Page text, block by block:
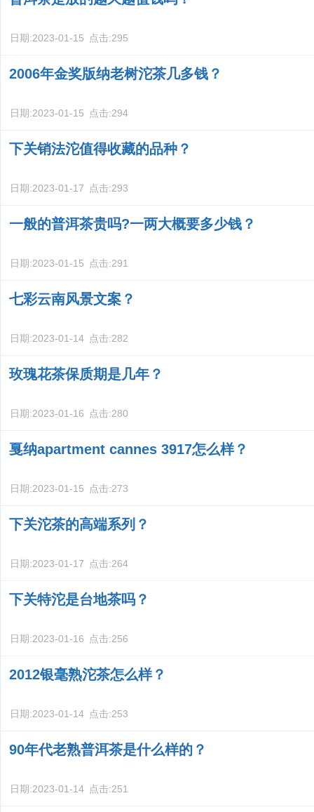
日期:2023-01-15 点击:295
2006年金奖版纳老树沱茶几多钱？
日期:2023-01-15 点击:294
下关销法沱值得收藏的品种？
日期:2023-01-17 点击:293
一般的普洱茶贵吗?一两大概要多少钱？
日期:2023-01-15 点击:291
七彩云南风景文案？
日期:2023-01-14 点击:282
玫瑰花茶保质期是几年？
日期:2023-01-16 点击:280
戛纳apartment cannes 3917怎么样？
日期:2023-01-15 点击:273
下关沱茶的高端系列？
日期:2023-01-17 点击:264
下关特沱是台地茶吗？
日期:2023-01-16 点击:256
2012银毫熟沱茶怎么样？
日期:2023-01-14 点击:253
90年代老熟普洱茶是什么样的？
日期:2023-01-14 点击:251